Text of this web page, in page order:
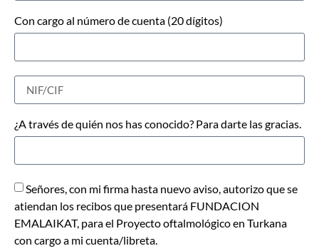
Con cargo al número de cuenta (20 dígitos)
¿A través de quién nos has conocido? Para darte las gracias.
Señores, con mi firma hasta nuevo aviso, autorizo que se
atiendan los recibos que presentará FUNDACION
EMALAIKAT, para el Proyecto oftalmológico en Turkana
con cargo a mi cuenta/libreta.